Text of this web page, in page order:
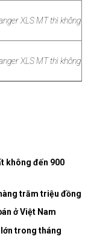
XLS MT thì không
XLS MT thì không
không đến 900
trăm triệu đồng
ở Việt Nam
trong tháng